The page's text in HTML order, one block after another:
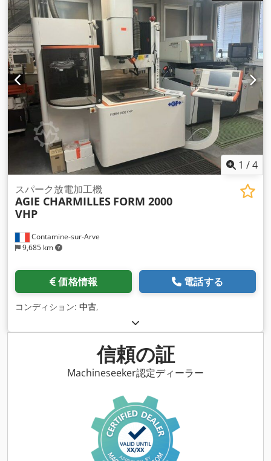
1 /4
Contamine-sur-Arve
9,685 km
スパーク放電加工機
AGIE CHARMILLES FORM 2000
VHP
価格情報 電話する
コンディション: 中古,
信頼の証
Machineseeker認定ディーラー